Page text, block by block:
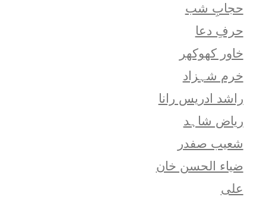
حجابِ شب
حرفِ دعا
خاور کھوکھر
خرم شہزاد
راشد ادریس رانا
ریاض شاہد
شعيب صفدر
ضیاء الحسن خان
علی